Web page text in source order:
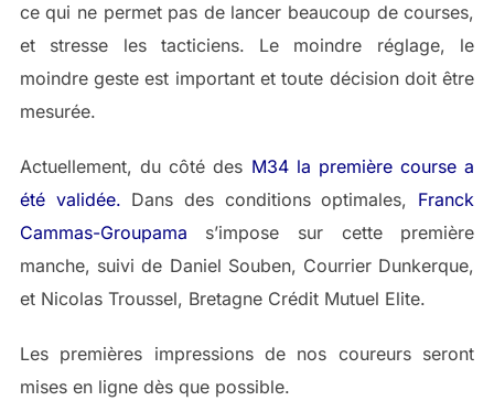
ce qui ne permet pas de lancer beaucoup de courses,
et stresse les tacticiens. Le moindre réglage, le
moindre geste est important et toute décision doit être
mesurée.
Actuellement, du côté des M34 la première course a
été validée. Dans des conditions optimales, Franck
Cammas-Groupama s’impose sur cette première
manche, suivi de Daniel Souben, Courrier Dunkerque,
et Nicolas Troussel, Bretagne Crédit Mutuel Elite.
Les premières impressions de nos coureurs seront
mises en ligne dès que possible.